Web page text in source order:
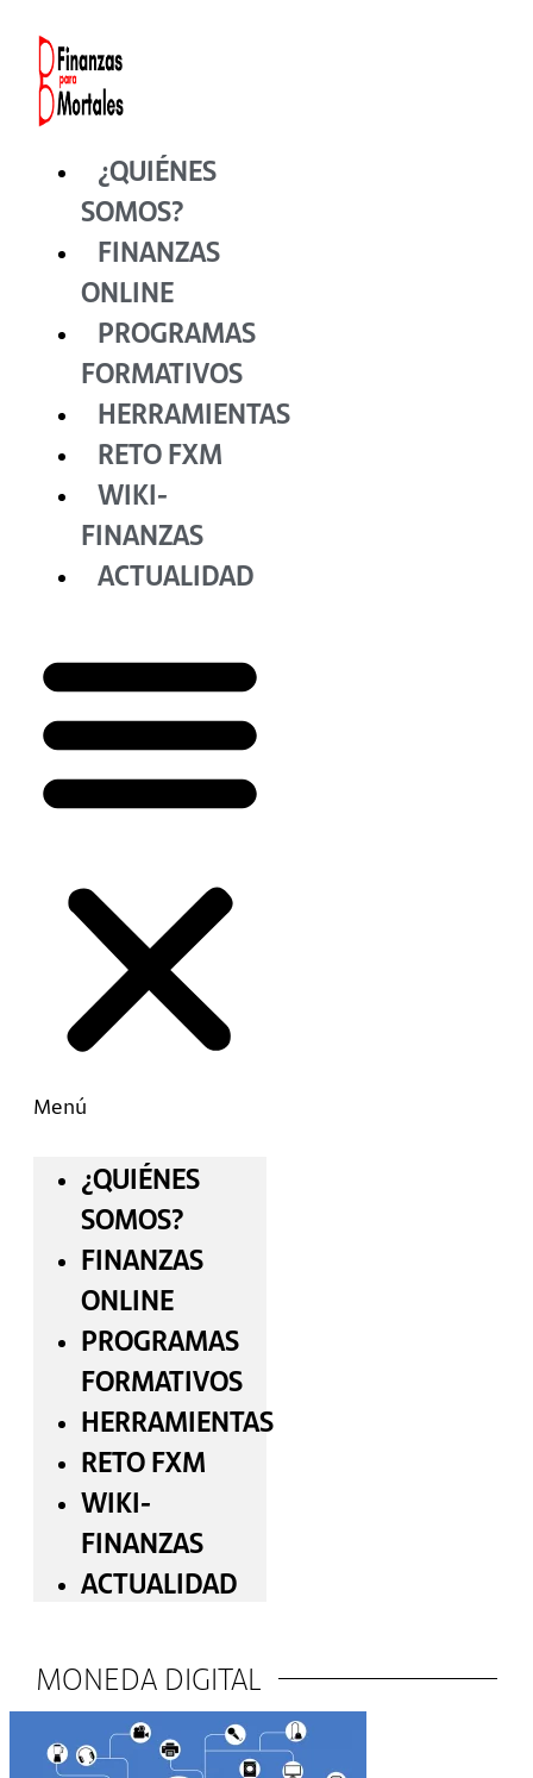
contenido
¿QUIÉNES
SOMOS?
FINANZAS
ONLINE
PROGRAMAS
FORMATIVOS
HERRAMIENTAS
RETO FXM
WIKI-
FINANZAS
ACTUALIDAD
Menú
¿QUIÉNES
SOMOS?
FINANZAS
ONLINE
PROGRAMAS
FORMATIVOS
HERRAMIENTAS
RETO FXM
WIKI-
FINANZAS
ACTUALIDAD
MONEDA DIGITAL